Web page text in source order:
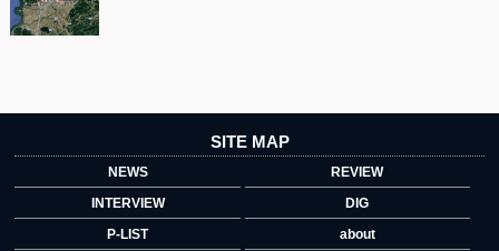
SITE MAP
NEWS
REVIEW
INTERVIEW
DIG
P-LIST
about